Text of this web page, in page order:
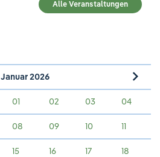
Alle Veranstaltungen
Januar 2026 »
01 02 03 04
08 09 10 11
15 16 17 18